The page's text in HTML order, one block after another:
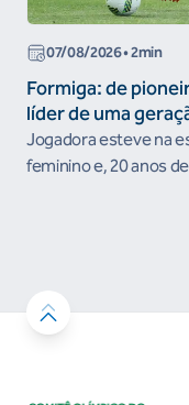
07/08/2026• 2min
Formiga: de
líder de uma
Jogadora esteve na
feminino e, 20 anos